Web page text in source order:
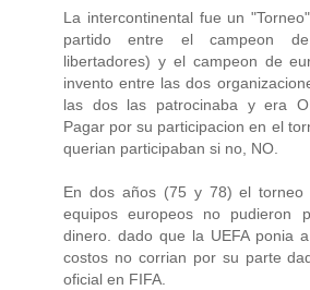
La intercontinental fue un
partido entre el campeon
libertadores) y el campeon de
invento entre las dos
las dos las patrocinaba y era
Pagar por su participacion en el
querian participaban si no, NO.
En dos años (75 y 78) el torneo
equipos europeos no pudieron
dinero. dado que la UEFA ponia
costos no corrian por su parte
oficial en FIFA.